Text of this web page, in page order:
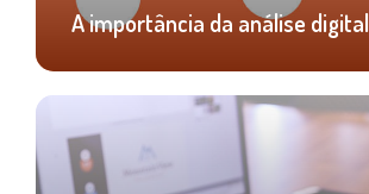
A importância da análise digital